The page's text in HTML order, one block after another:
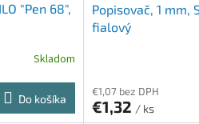
"Pen 68",
Skladom
Do košíka
Popisovač, 1 mm,
fialový
€1,07 bez DPH
€1,32 / ks